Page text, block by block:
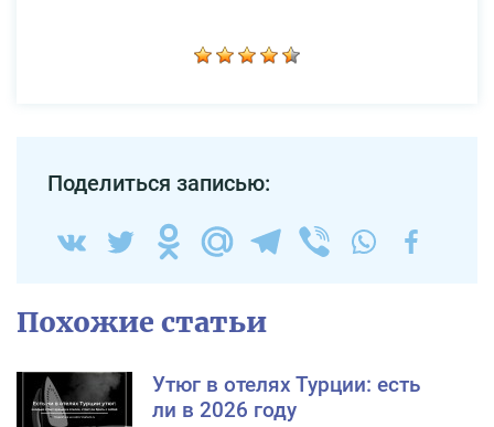
Поделиться записью:
Похожие статьи
Утюг в отелях Турции: есть
ли в 2026 году